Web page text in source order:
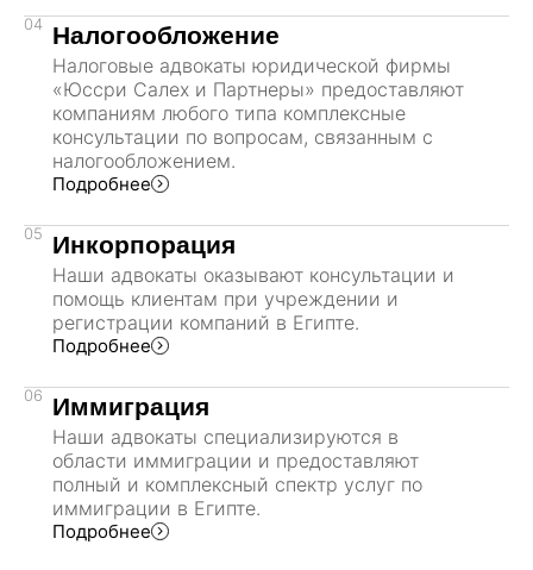
04 Налогообложение
Налоговые адвокаты юридической фирмы
«Юссри Салех и Партнеры» предоставляют
компаниям любого типа комплексные
консультации по вопросам, связанным с
налогообложением.
Подробнее
05 Инкорпорация
Наши адвокаты оказывают консультации и
помощь клиентам при учреждении и
регистрации компаний в Египте.
Подробнее
06 Иммиграция
Наши адвокаты специализируются в
области иммиграции и предоставляют
полный и комплексный спектр услуг по
иммиграции в Египте.
Подробнее